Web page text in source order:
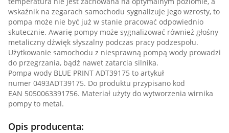
wskaźnik na zegarach samochodu sygnalizuje jego wzrosty, to
pompa może nie być już w stanie pracować odpowiednio
skutecznie. Awarię pompy może sygnalizować również głośny
metaliczny dźwięk słyszalny podczas pracy podzespołu.
Użytkowanie samochodu z niesprawną pompą wody prowadzi
do przegrzania, bądź nawet zatarcia silnika.
Pompa wody BLUE PRINT ADT39175 to artykuł
numer 0493ADT39175. Do produktu przypisano kod
EAN 5050063391756. Materiał użyty do wytworzenia wirnika
pompy to metal.
Opis producenta: